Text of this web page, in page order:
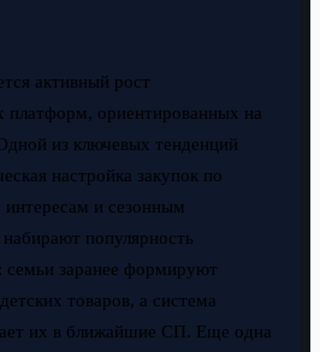
активный рост
платформ, ориентированных на
из ключевых тенденций
настройка закупок по
интересам и сезонным
популярность
заранее формируют
товаров, а система
их в ближайшие СП. Еще одна